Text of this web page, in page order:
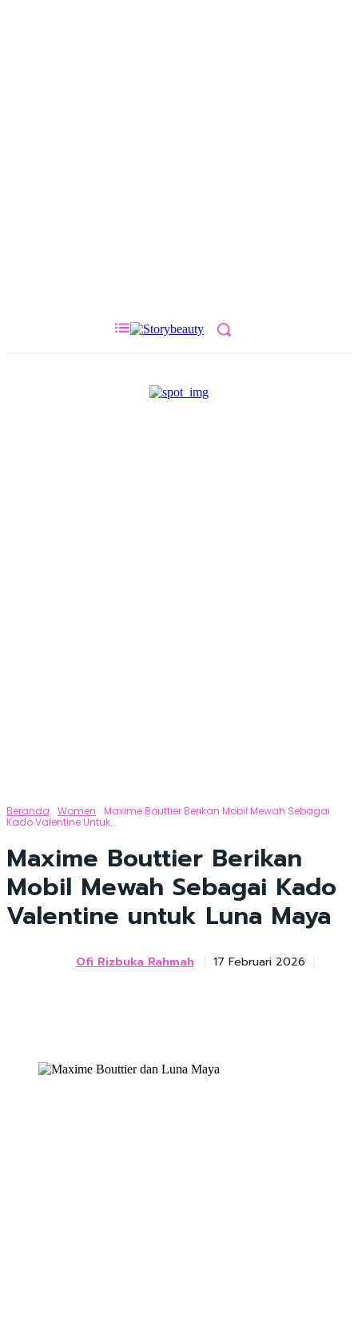
Beranda Women
Maxime Bouttier Berikan Mobil Mewah Sebagai
Kado Valentine Untuk...
Maxime Bouttier Berikan
Mobil Mewah Sebagai Kado
Valentine untuk Luna Maya
Ofi Rizbuka Rahmah 17 Februari 2026